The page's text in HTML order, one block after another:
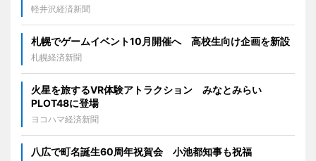
軽井沢経済新聞
札幌でゲームイベント10月開催へ 高校生向け企画を新設
札幌経済新聞
火星を旅するVR体験アトラクション みなとみらい
PLOT48に登場
ヨコハマ経済新聞
八広で町名誕生60周年祝賀会 小池都知事も祝福